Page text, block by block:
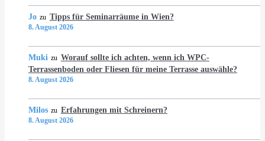
Jo zu Tipps für Seminarräume in Wien?
8. August 2026
Muki zu Worauf sollte ich achten, wenn ich WPC-
Terrassenboden oder Fliesen für meine Terrasse auswähle?
8. August 2026
Milos zu Erfahrungen mit Schreinern?
8. August 2026